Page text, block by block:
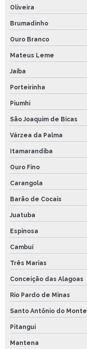
Oliveira
Brumadinho
Ouro Branco
Mateus Leme
Jaíba
Porteirinha
Piumhi
São Joaquim de Bicas
Várzea da Palma
Itamarandiba
Ouro Fino
Carangola
Barão de Cocais
Juatuba
Espinosa
Cambuí
Três Marias
Conceição das Alagoas
Rio Pardo de Minas
Santo Antônio do Monte
Pitangui
Mantena